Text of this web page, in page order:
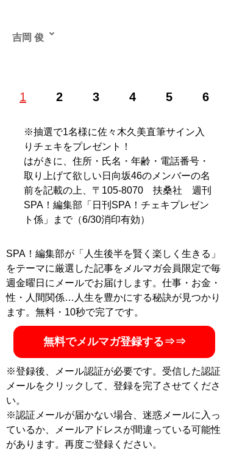
1 2 3 4 5 6
吉岡 俊
記事一覧へ
※抽選で1名様に佐々木久美直筆サイン入
りチェキをプレゼント！
はがきに、住所・氏名・年齢・電話番号・
取り上げて欲しい日向坂46のメンバーの名
前を記載の上、〒105‐8070 扶桑社 週刊
SPA！編集部「日刊SPA！チェキプレゼン
ト係」まで（6/30消印有効）
SPA！編集部が「人生後半を賢く楽しく生きる」
をテーマに厳選した記事をメルマガ会員限定で毎
週金曜日にメールでお届けします。仕事・お金・
性・人間関係…人生を豊かにする秘訣が見つかり
ます。無料・10秒で完了です。
無料でメルマガ登録する⇒⇒
※登録後、メール認証が必要です。受信した認証
メールをクリックして、登録を完了させてくださ
い。
※認証メールが届かない場合、迷惑メールに入っ
ているか、メールアドレスが間違っている可能性
があります。再度ご登録ください。